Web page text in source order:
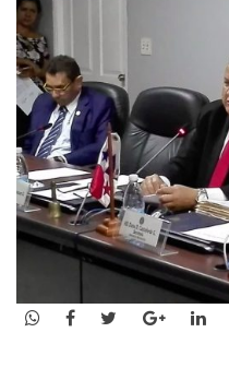
WhatsApp
Facebook
Twitter